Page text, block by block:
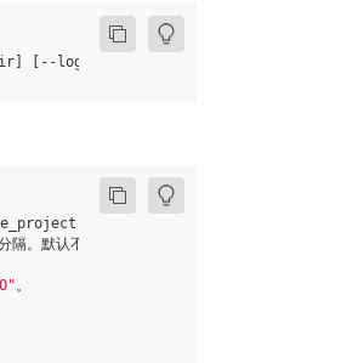
--log_level
目录来保存代码。
。默认不会排除。
。